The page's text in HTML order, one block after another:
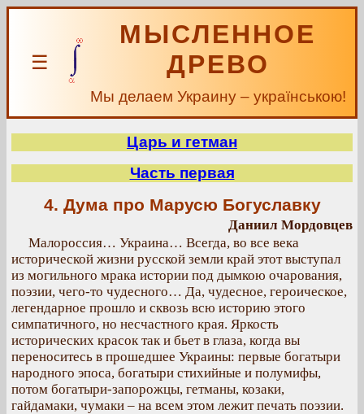
☰
МЫСЛЕННОЕ
ДРЕВО
Мы делаем Украину – українською!
Царь и гетман
Часть первая
4. Дума про Марусю Богуславку
Даниил Мордовцев
Малороссия… Украина… Всегда, во все века
исторической жизни русской земли край этот выступал
из могильного мрака истории под дымкою очарования,
поэзии, чего-то чудесного… Да, чудесное, героическое,
легендарное прошло и сквозь всю историю этого
симпатичного, но несчастного края. Яркость
исторических красок так и бьет в глаза, когда вы
переноситесь в прошедшее Украины: первые богатыри
народного эпоса, богатыри стихийные и полумифы,
потом богатыри-запорожцы, гетманы, козаки,
гайдамаки, чумаки – на всем этом лежит печать поэзии.